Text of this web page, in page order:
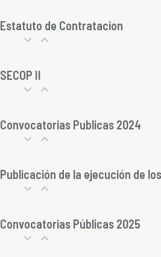
Estatuto de Contratacion
SECOP II
Convocatorias Publicas 2024
Publicación de la ejecución de
Convocatorias Públicas 2025